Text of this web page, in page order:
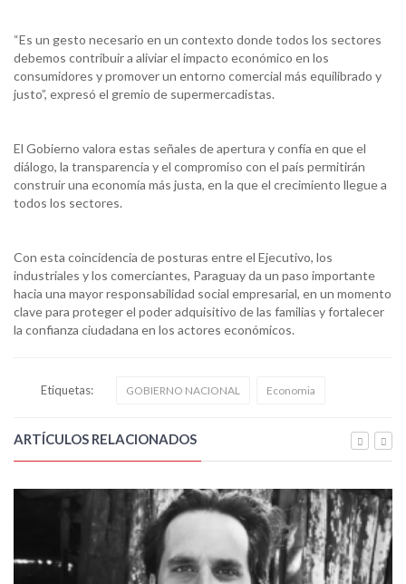
“Es un gesto necesario en un contexto donde todos los sectores
debemos contribuir a aliviar el impacto económico en los
consumidores y promover un entorno comercial más equilibrado y
justo”, expresó el gremio de supermercadistas.
El Gobierno valora estas señales de apertura y confía en que el
diálogo, la transparencia y el compromiso con el país permitirán
construir una economía más justa, en la que el crecimiento llegue a
todos los sectores.
Con esta coincidencia de posturas entre el Ejecutivo, los
industriales y los comerciantes, Paraguay da un paso importante
hacia una mayor responsabilidad social empresarial, en un momento
clave para proteger el poder adquisitivo de las familias y fortalecer
la confianza ciudadana en los actores económicos.
Etiquetas: GOBIERNO NACIONAL Economia
ARTÍCULOS RELACIONADOS